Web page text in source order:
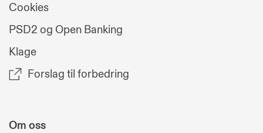
Cookies
PSD2 og Open Banking
Klage
Forslag til forbedring
Om oss